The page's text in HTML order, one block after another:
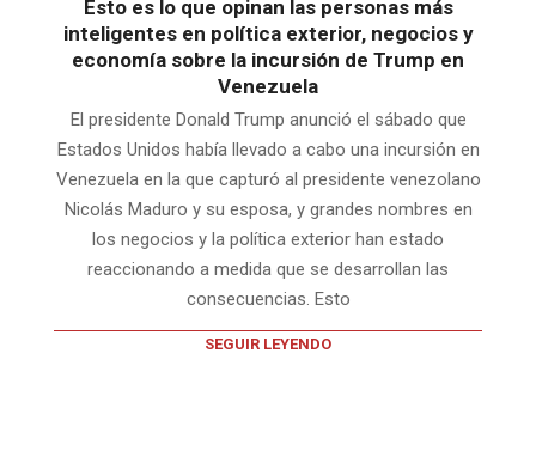
Esto es lo que opinan las personas más
inteligentes en política exterior, negocios y
economía sobre la incursión de Trump en
Venezuela
El presidente Donald Trump anunció el sábado que
Estados Unidos había llevado a cabo una incursión en
Venezuela en la que capturó al presidente venezolano
Nicolás Maduro y su esposa, y grandes nombres en
los negocios y la política exterior han estado
reaccionando a medida que se desarrollan las
consecuencias. Esto
SEGUIR LEYENDO